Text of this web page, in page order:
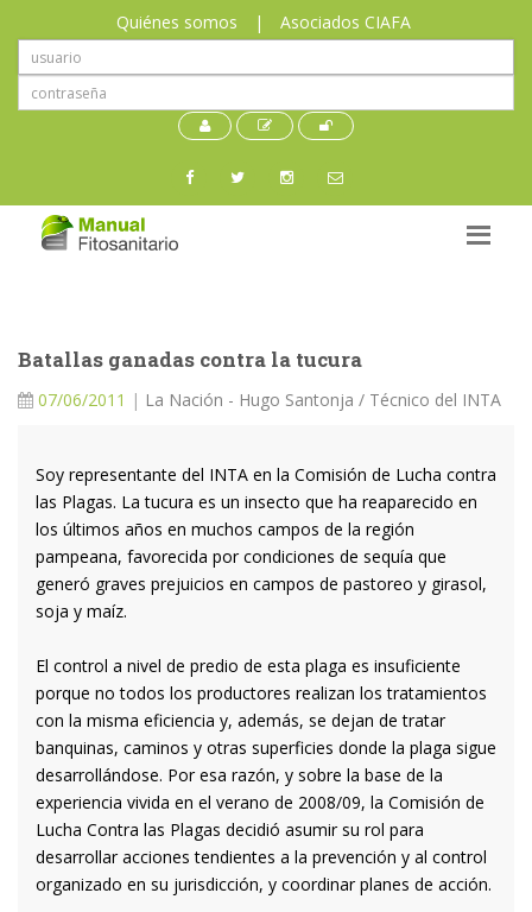
Quiénes somos | Asociados CIAFA
Batallas ganadas contra la tucura
07/06/2011 | La Nación - Hugo Santonja / Técnico del INTA
Soy representante del INTA en la Comisión de Lucha contra
las Plagas. La tucura es un insecto que ha reaparecido en
los últimos años en muchos campos de la región
pampeana, favorecida por condiciones de sequía que
generó graves prejuicios en campos de pastoreo y girasol,
soja y maíz.
El control a nivel de predio de esta plaga es insuficiente
porque no todos los productores realizan los tratamientos
con la misma eficiencia y, además, se dejan de tratar
banquinas, caminos y otras superficies donde la plaga sigue
desarrollándose. Por esa razón, y sobre la base de la
experiencia vivida en el verano de 2008/09, la Comisión de
Lucha Contra las Plagas decidió asumir su rol para
desarrollar acciones tendientes a la prevención y al control
organizado en su jurisdicción, y coordinar planes de acción.